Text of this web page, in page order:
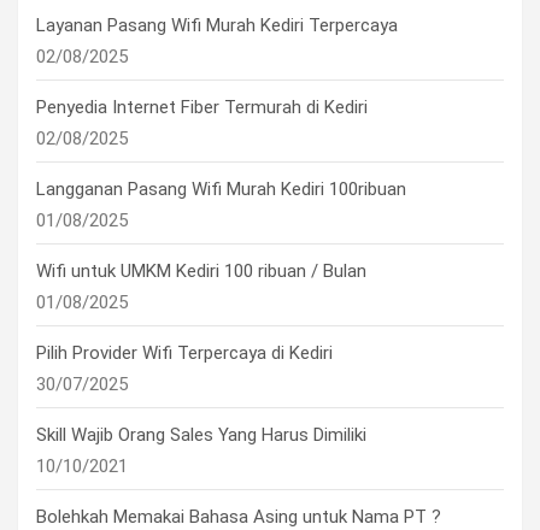
Layanan Pasang Wifi Murah Kediri Terpercaya
02/08/2025
Penyedia Internet Fiber Termurah di Kediri
02/08/2025
Langganan Pasang Wifi Murah Kediri 100ribuan
01/08/2025
Wifi untuk UMKM Kediri 100 ribuan / Bulan
01/08/2025
Pilih Provider Wifi Terpercaya di Kediri
30/07/2025
Skill Wajib Orang Sales Yang Harus Dimiliki
10/10/2021
Bolehkah Memakai Bahasa Asing untuk Nama PT ?